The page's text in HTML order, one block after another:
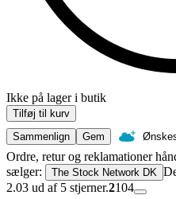
Ikke på lager i butik
Tilføj til kurv
Sammenlign
Gem
Ordre, retur og reklamationer
sælger:
The Stock Network DK
2.03 ud af 5 stjerner.2104